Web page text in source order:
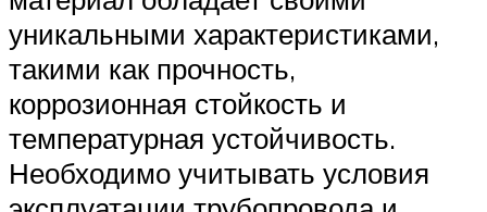
уникальными характеристиками,
такими как прочность,
коррозионная стойкость и
температурная устойчивость.
Необходимо учитывать условия